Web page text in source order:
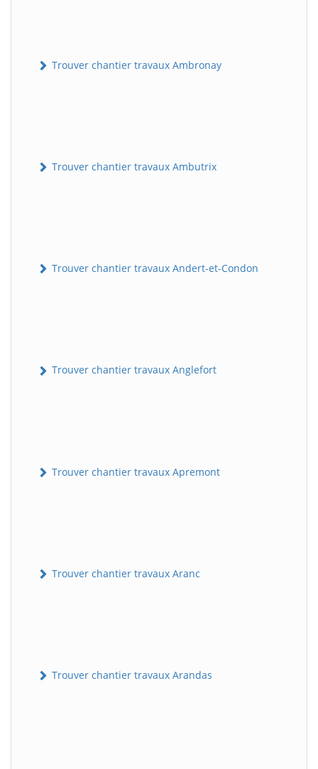
Trouver chantier travaux Ambronay
Trouver chantier travaux Ambutrix
Trouver chantier travaux Andert-et-Condon
Trouver chantier travaux Anglefort
Trouver chantier travaux Apremont
Trouver chantier travaux Aranc
Trouver chantier travaux Arandas